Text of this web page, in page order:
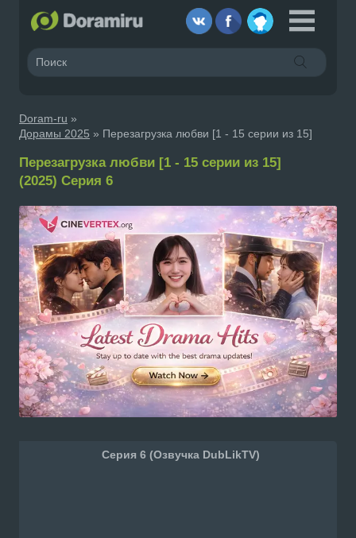
Doram-ru »
Дорамы 2025 » Перезагрузка любви [1 - 15 серии из 15]
Перезагрузка любви [1 - 15 серии из 15]
(2025) Серия 6
Серия 6 (Озвучка DubLikTV)